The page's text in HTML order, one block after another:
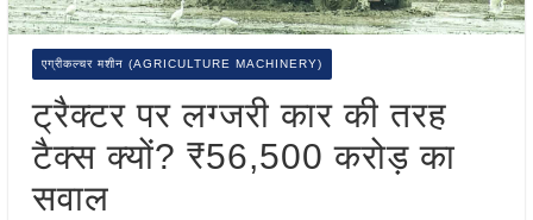
एग्रीकल्चर मशीन (AGRICULTURE MACHINERY)
ट्रैक्टर पर लग्जरी कार की तरह
टैक्स क्यों? ₹56,500 करोड़ का
सवाल